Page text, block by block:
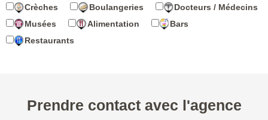
Crèches Boulangeries
Docteurs / Médecins
Musées
Alimentation
Bars
Restaurants
Prendre contact avec l'agence